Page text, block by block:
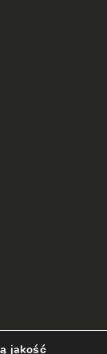
jakość